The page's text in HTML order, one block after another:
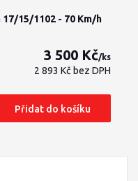
15/1102 - 70 Km/h
3 500 Kč/ks
2 893 Kč bez DPH
Přidat do košíku